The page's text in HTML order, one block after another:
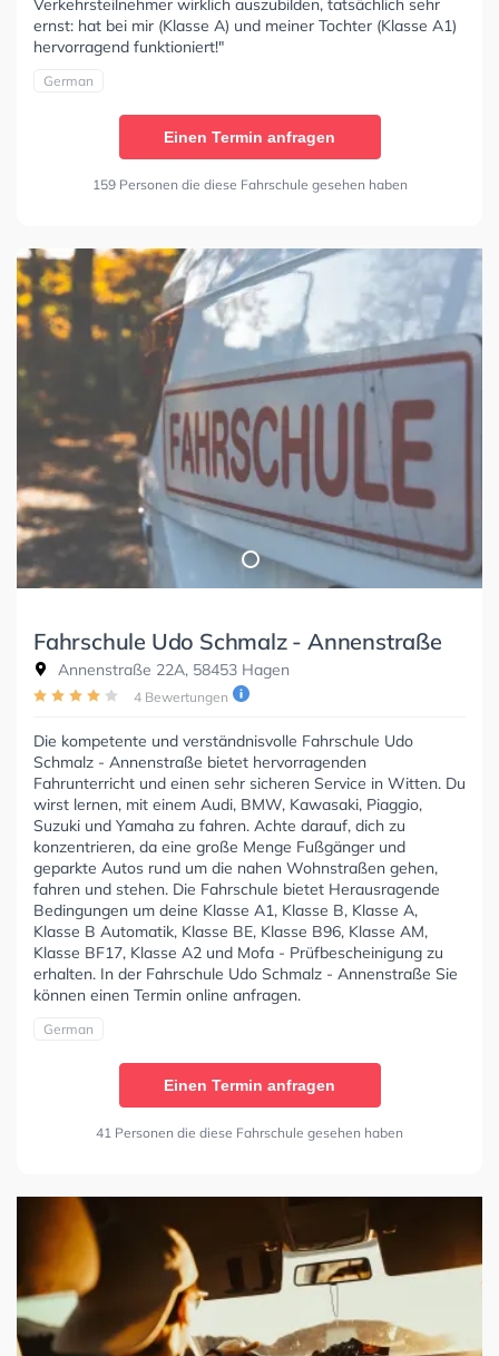
Verkehrsteilnehmer wirklich auszubilden, tatsächlich sehr
ernst: hat bei mir (Klasse A) und meiner Tochter (Klasse A1)
hervorragend funktioniert!"
German
Einen Termin anfragen
159 Personen die diese Fahrschule gesehen haben
Fahrschule Udo Schmalz - Annenstraße
Annenstraße 22A, 58453 Hagen
4 Bewertungen
Die kompetente und verständnisvolle Fahrschule Udo
Schmalz - Annenstraße bietet hervorragenden
Fahrunterricht und einen sehr sicheren Service in Witten. Du
wirst lernen, mit einem Audi, BMW, Kawasaki, Piaggio,
Suzuki und Yamaha zu fahren. Achte darauf, dich zu
konzentrieren, da eine große Menge Fußgänger und
geparkte Autos rund um die nahen Wohnstraßen gehen,
fahren und stehen. Die Fahrschule bietet Herausragende
Bedingungen um deine Klasse A1, Klasse B, Klasse A,
Klasse B Automatik, Klasse BE, Klasse B96, Klasse AM,
Klasse BF17, Klasse A2 und Mofa - Prüfbescheinigung zu
erhalten. In der Fahrschule Udo Schmalz - Annenstraße Sie
können einen Termin online anfragen.
German
Einen Termin anfragen
41 Personen die diese Fahrschule gesehen haben